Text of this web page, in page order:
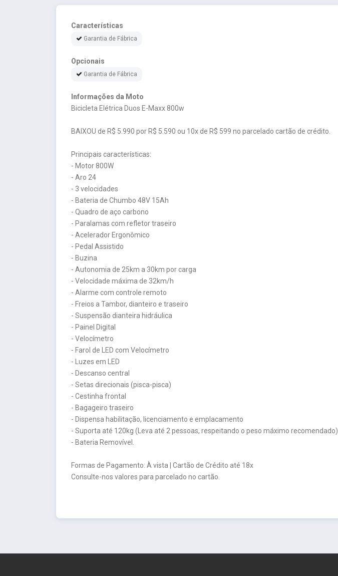
Características
Garantia de Fábrica
Opcionais
Garantia de Fábrica
Informações da Moto
Bicicleta Elétrica Duos E-Maxx 800w
BAIXOU de R$ 5.990 por R$ 5.590 ou 10x de R$ 599 no parcelado cartão de crédito.
Principais características:
- Motor 800W
- Aro 24
- 3 velocidades
- Bateria de Chumbo 48V 15Ah
- Quadro de aço carbono
- Paralamas com refletor traseiro
- Acelerador Ergonômico
- Pedal Assistido
- Buzina
- Autonomia de 25km a 30km por carga
- Velocidade máxima de 32km/h
- Alarme com controle remoto
- Freios a Tambor, dianteiro e traseiro
- Suspensão dianteira hidráulica
- Painel Digital
- Velocímetro
- Farol de LED com Velocímetro
- Luzes em LED
- Descanso central
- Setas direcionais (pisca-pisca)
- Cestinha frontal
- Bagageiro traseiro
- Dispensa habilitação, licenciamento e emplacamento
- Suporta até 120kg (Leva até 2 pessoas, respeitando o peso máximo recomendado)
- Bateria Removível.
Formas de Pagamento: À vista | Cartão de Crédito até 18x
Consulte-nos valores para parcelado no cartão.